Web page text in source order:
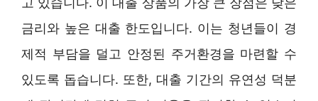
금리와 높은 대출 한도입니다. 이는 청년들이 경
제적 부담을 덜고 안정된 주거환경을 마련할 수
있도록 돕습니다. 또한, 대출 기간의 유연성 덕분